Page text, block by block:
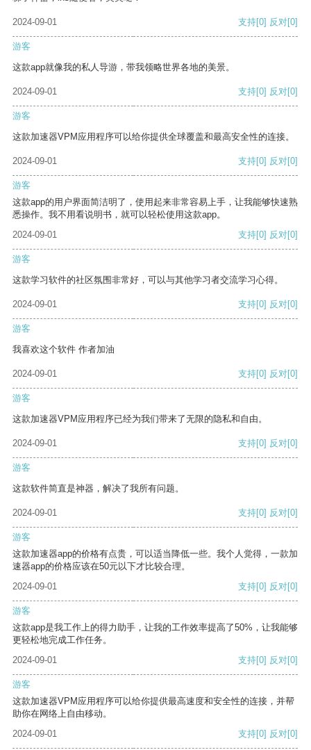
2024-09-01 支持[0] 反对[0]
游客
这款app就像我的私人导游，带我领略世界各地的美景。
2024-09-01 支持[0] 反对[0]
游客
这款加速器VPM应用程序可以给你提供全球覆盖和最高安全性的连接。
2024-09-01 支持[0] 反对[0]
游客
这款app的用户界面简洁明了，使用起来非常容易上手，让我能够快速熟
悉操作。我不用看说明书，就可以轻松使用这款app。
2024-09-01
支持[0] 反对[0]
游客
这款学习软件的社区氛围非常好，可以与其他学习者交流学习心得。
2024-09-01 支持[0] 反对[0]
游客
我喜欢这个软件 作者加油
2024-09-01 支持[0] 反对[0]
游客
这款加速器VPM应用程序已经为我们带来了无限的隐私和自由。
2024-09-01 支持[0] 反对[0]
游客
这款软件简直是神器，解决了我所有问题。
2024-09-01 支持[0] 反对[0]
游客
这款加速器app的价格有点贵，可以适当降低一些。我个人觉得，一款加
速器app的价格应该在50元以下才比较合理。
2024-09-01
支持[0] 反对[0]
游客
这款app是我工作上的得力助手，让我的工作效率提高了50%，让我能够
更轻松地完成工作任务。
2024-09-01
支持[0] 反对[0]
游客
这款加速器VPM应用程序可以给你提供最高速度和安全性的连接，并帮
助你在网络上自由移动。
2024-09-01
支持[0] 反对[0]